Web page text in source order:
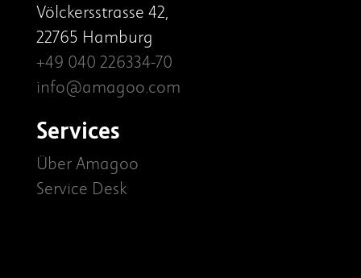
Völckersstrasse 42,
22765 Hamburg
+49 040 226334-70
info@amagoo.com
Services
Über Amagoo
Service Desk